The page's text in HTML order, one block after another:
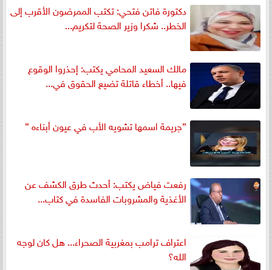
دكتورة فاتن فتحي: تكتب الممرضون الأقرب إلى
الخطر.. شكرا وزير الصحة لتكريم...
مالك السعيد المحامي يكتب: إحذروا الوقوع
فيها.. أخطاء قاتلة تضيع الحقوق في...
”جريمة اسمها تشويه الأب في عيون أبناءه ”
رفعت فياض يكتب: أحدث طرق الكشف عن
الأغذية والمشروبات الفاسدة في كتاب...
اعتراف ترامب بمغربية الصحراء... هل كان لوجه
الله؟